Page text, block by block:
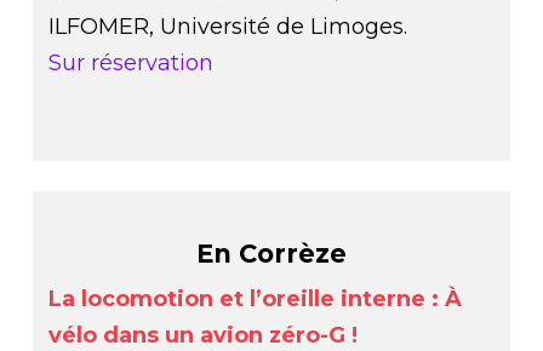
ILFOMER, Université de Limoges.
Sur réservation
En Corrèze
La locomotion et l’oreille interne : À
vélo dans un avion zéro-G !